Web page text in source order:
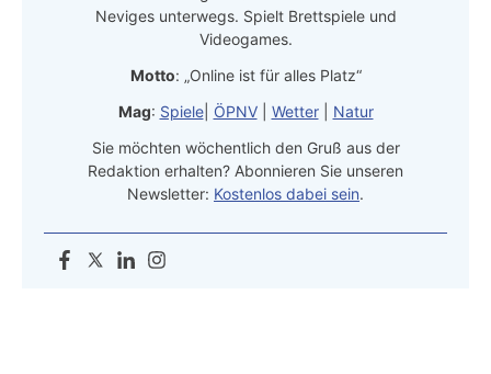
Neviges unterwegs. Spielt Brettspiele und
Videogames.
Motto: „Online ist für alles Platz“
Mag: Spiele| ÖPNV| Wetter| Natur
Sie möchten wöchentlich den Gruß aus der
Redaktion erhalten? Abonnieren Sie unseren
Newsletter: Kostenlos dabei sein.